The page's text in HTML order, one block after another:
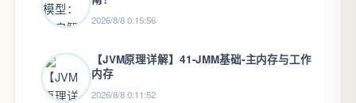
2026/8/8 0:15:56
【JVM原理详解】41-JMM基础-主内存与工作
内存
2026/8/8 0:11:52